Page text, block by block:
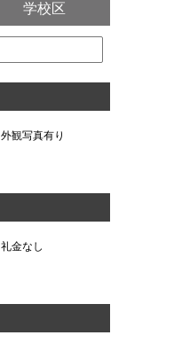
学校区
外観写真有り
礼金なし